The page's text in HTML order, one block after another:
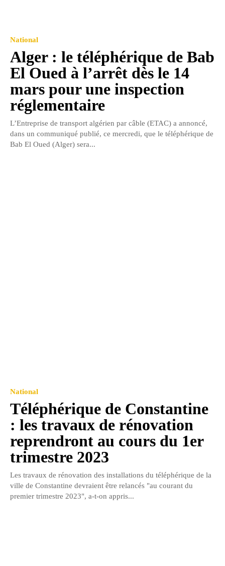
National
Alger : le téléphérique de Bab
El Oued à l’arrêt dès le 14
mars pour une inspection
réglementaire
L’Entreprise de transport algérien par câble (ETAC) a annoncé,
dans un communiqué publié, ce mercredi, que le téléphérique de
Bab El Oued (Alger) sera...
National
Téléphérique de Constantine
: les travaux de rénovation
reprendront au cours du 1er
trimestre 2023
Les travaux de rénovation des installations du téléphérique de la
ville de Constantine devraient être relancés "au courant du
premier trimestre 2023", a-t-on appris...